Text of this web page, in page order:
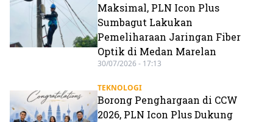
Maksimal, PLN Icon Plus
Sumbagut Lakukan
Pemeliharaan Jaringan Fiber
Optik di Medan Marelan
30/07/2026 - 17:13
TEKNOLOGI
Borong Penghargaan di CCW
2026, PLN Icon Plus Dukung